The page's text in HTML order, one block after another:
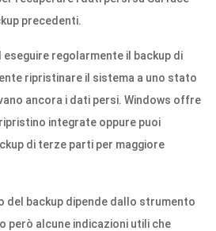
precedenti.
regolarmente il backup di
ripristinare il sistema a uno stato
ancora i dati persi. Windows offre
integrate oppure puoi
di terze parti per maggiore
del backup dipende dallo strumento
però alcune indicazioni utili che